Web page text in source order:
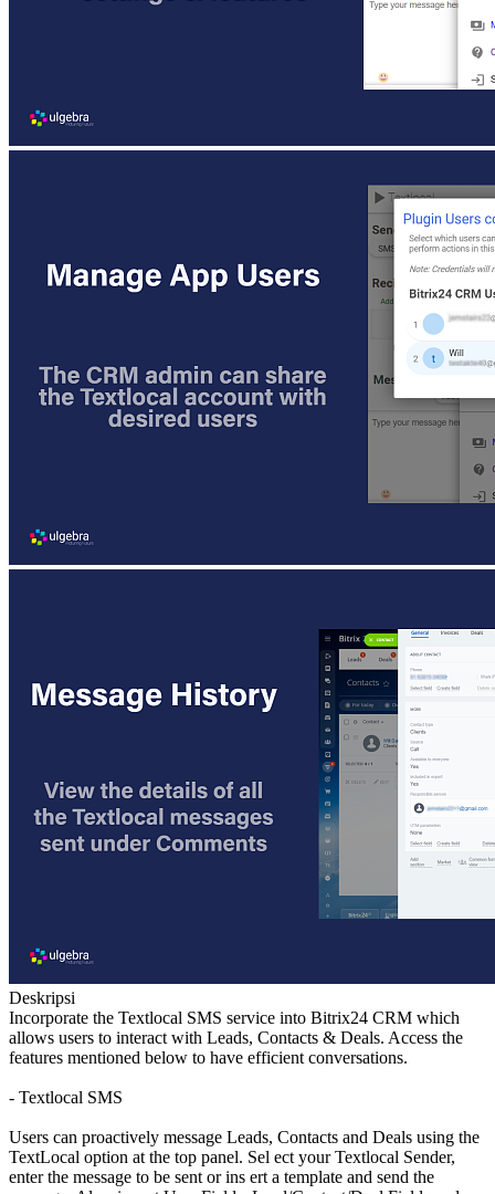
Deskripsi
Incorporate the Textlocal SMS service into Bitrix24 CRM which
allows users to interact with Leads, Contacts & Deals. Access the
features mentioned below to have efficient conversations.
- Textlocal SMS
Users can proactively message Leads, Contacts and Deals using the
TextLocal option at the top panel. Sel ect your Textlocal Sender,
enter the message to be sent or ins ert a template and send the